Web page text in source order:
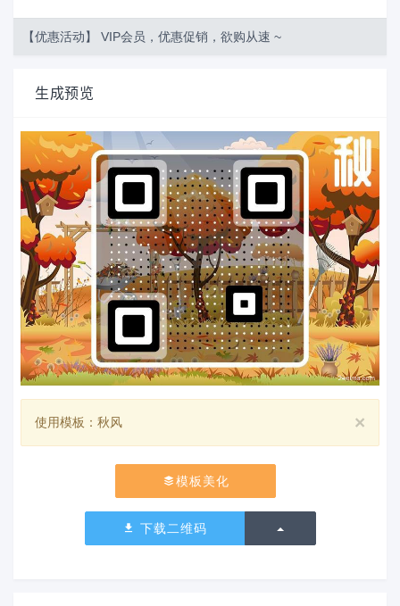
【优惠活动】 VIP会员，优惠促销，欲购从速 ~
生成预览
×
使用模板：秋风
模板美化
下载二维码 切换下拉列表